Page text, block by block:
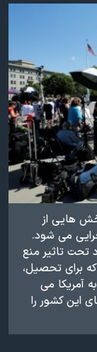
هایی از
می شود.
تحت تاثیر منع
که برای تحصیل،
آمریکا می
این کشور را